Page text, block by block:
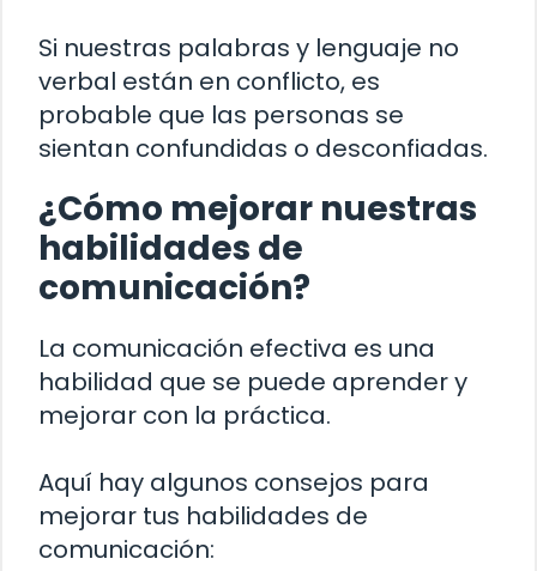
Si nuestras palabras y lenguaje no
verbal están en conflicto, es
probable que las personas se
sientan confundidas o desconfiadas.
¿Cómo mejorar nuestras
habilidades de
comunicación?
La comunicación efectiva es una
habilidad que se puede aprender y
mejorar con la práctica.
Aquí hay algunos consejos para
mejorar tus habilidades de
comunicación: